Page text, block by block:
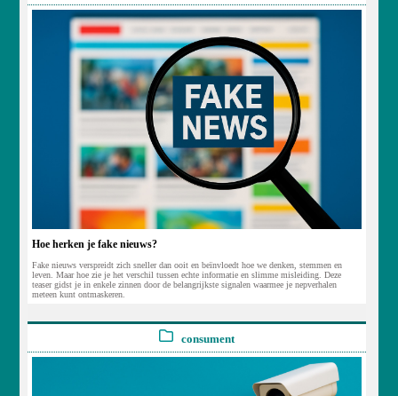
Hoe herken je fake nieuws?
Fake nieuws verspreidt zich sneller dan ooit en beïnvloedt hoe we denken, stemmen en
leven. Maar hoe zie je het verschil tussen echte informatie en slimme misleiding. Deze
teaser gidst je in enkele zinnen door de belangrijkste signalen waarmee je nepverhalen
meteen kunt ontmaskeren.
consument